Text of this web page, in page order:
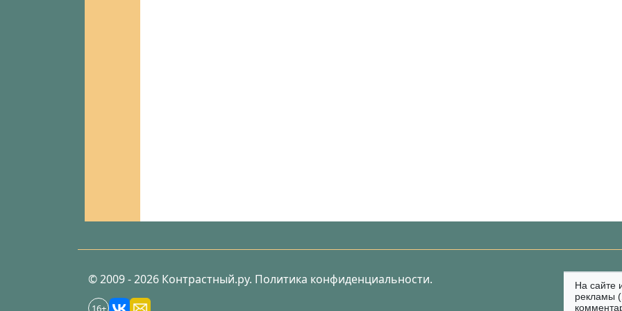
© 2009 - 2026 Контрастный.ру. Политика конфиденциальности.
16+
На сайте
рекламы